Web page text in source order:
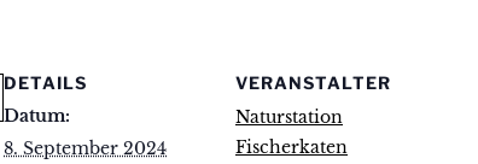
DETAILS
Datum:
8. September 2024
VERANSTALTER
Naturstation
Fischerkaten